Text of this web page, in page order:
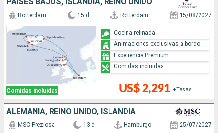
PAISES BAJOS, ISLANDIA, REINO UNIDO
Comidas incluidas
Rotterdam 15 d Rotterdam 15/08/2027
US$ 2,291 +Tasas
Cocina refinada
Animaciones exclusivas a bordo
Experiencia Premium
Comidas incluidas
ALEMANIA, REINO UNIDO, ISLANDIA
MSC Preziosa 13 d Hamburgo 25/07/2027